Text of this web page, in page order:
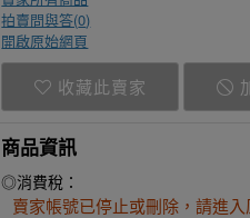
拍賣問與答(0)
開啟原始網頁
收藏此賣家
商品資訊
◎消費稅：
賣家帳號已停止或刪除，請進